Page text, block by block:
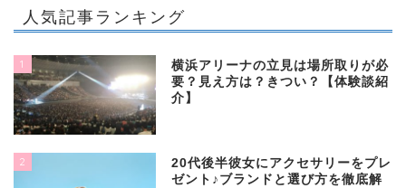
人気記事ランキング
1
横浜アリーナの立見は場所取りが必
要？見え方は？きつい？【体験談紹
介】
2
20代後半彼女にアクセサリーをプレ
ゼント♪ブランドと選び方を徹底解